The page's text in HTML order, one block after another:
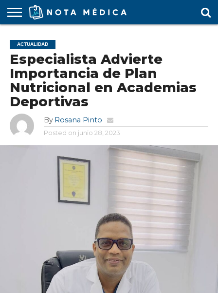
MÉDICA
ARS
ARTÍCULO
ACTUALIDAD
COLEGIO
MÉDICO
COVID-
19
EDUCACIÓN
MÉDICA
ESTUDIANTES
FARMACÉUTICAS
GUBERNAMENTAL
HOSPITALES
Y CLÍNICAS
MARKETING
MÉDICO
RESIDENTES
SALUD
LABORAL
SOCIEDADES
MÉDICAS
TURISMO
MÉDICO
VÍDEOS
ACTUALIDAD
Especialista Advierte
Importancia de Plan
Nutricional en Academias
Deportivas
By Rosana Pinto
Posted on junio 28, 2023